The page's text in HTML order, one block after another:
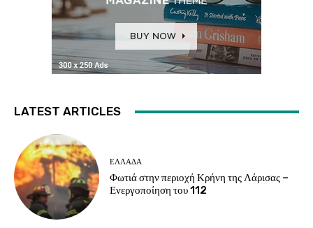
LATEST ARTICLES
ΕΛΛΑΔΑ
Φωτιά στην περιοχή Κρήνη της Λάρισας –
Ενεργοποίηση του 112